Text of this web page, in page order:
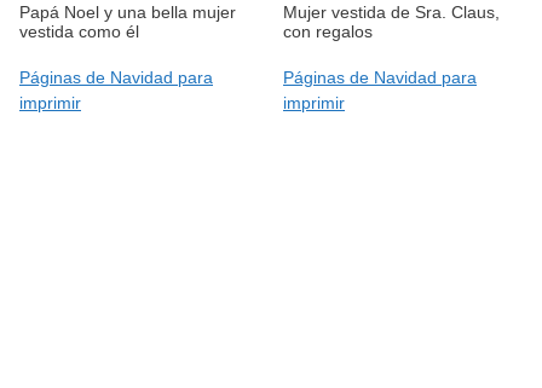
Papá Noel y una bella mujer
vestida como él
Páginas de Navidad para
imprimir
Mujer vestida de Sra. Claus,
con regalos
Páginas de Navidad para
imprimir